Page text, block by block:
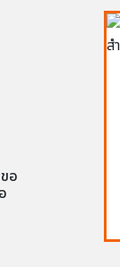
อ